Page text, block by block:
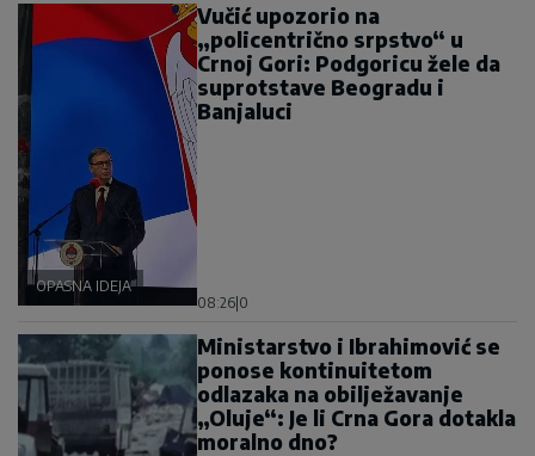
OPASNA IDEJA
Vučić upozorio na
„policentrično srpstvo“ u
Crnoj Gori: Podgoricu žele da
suprotstave Beogradu i
Banjaluci
08:26|0
Ministarstvo i Ibrahimović se
ponose kontinuitetom
odlazaka na obilježavanje
„Oluje“: Je li Crna Gora dotakla
moralno dno?